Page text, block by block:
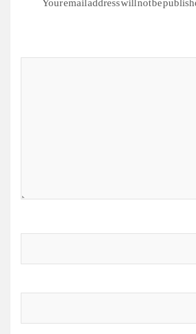
Your email address will not be